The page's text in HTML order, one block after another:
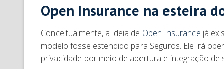
Open Insurance na esteira
Conceitualmente, a ideia de Open Insurance já
modelo fosse estendido para Seguros. Ele irá
privacidade por meio de abertura e integração de